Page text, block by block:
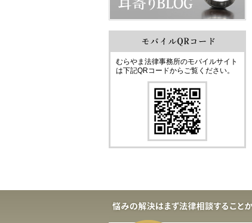
むらやま法律事務所のモバイルサイト
は下記QRコードからご覧ください。